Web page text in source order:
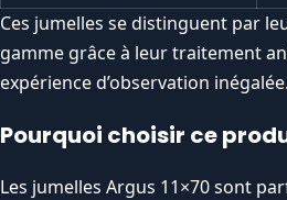
Ces jumelles se distinguent par
gamme grâce à leur traitement
expérience d’observation inégalée.
Pourquoi choisir ce
Les jumelles Argus 11×70 sont